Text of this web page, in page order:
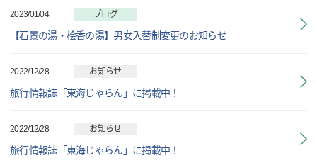
2023/01/04 ブログ
【石景の湯・桧香の湯】男女入替制変更のお知らせ
2022/12/28 お知らせ
旅行情報誌「東海じゃらん」に掲載中！
2022/12/28 お知らせ
旅行情報誌「東海じゃらん」に掲載中！